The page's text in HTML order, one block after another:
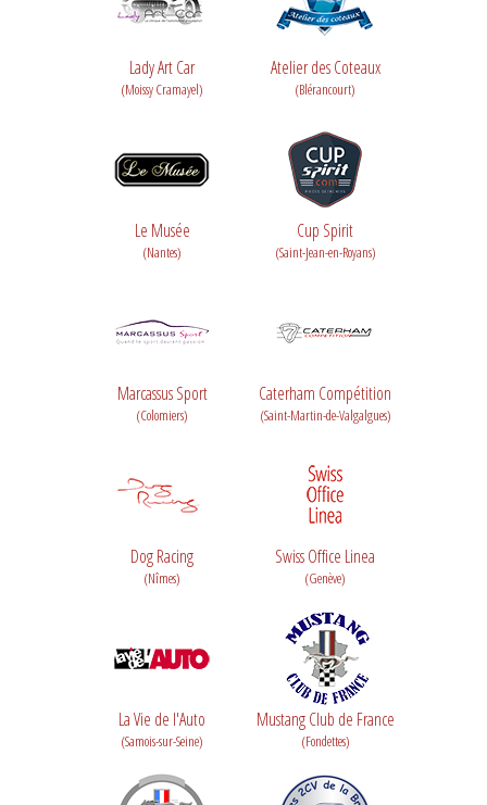
Lady Art Car
(Moissy Cramayel)
Atelier des Coteaux
(Blérancourt)
Le Musée
(Nantes)
Cup Spirit
(Saint-Jean-en-Royans)
Marcassus Sport
(Colomiers)
Caterham Compétition
(Saint-Martin-de-Valgalgues)
Dog Racing
(Nîmes)
Swiss Office Linea
(Genève)
La Vie de l'Auto
(Samois-sur-Seine)
Mustang Club de France
(Fondettes)